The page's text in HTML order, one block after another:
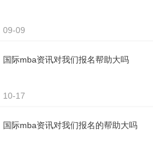
09-09
国际mba资讯对我们报名帮助大吗
10-17
国际mba资讯对我们报名的帮助大吗